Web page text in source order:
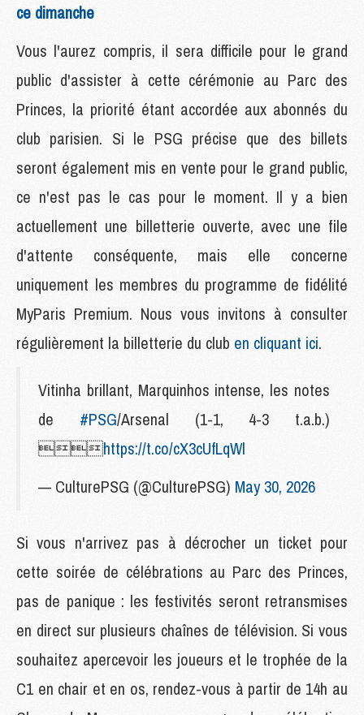
ce dimanche
Vous l'aurez compris, il sera difficile pour le grand
public d'assister à cette cérémonie au Parc des
Princes, la priorité étant accordée aux abonnés du
club parisien. Si le PSG précise que des billets
seront également mis en vente pour le grand public,
ce n'est pas le cas pour le moment. Il y a bien
actuellement une billetterie ouverte, avec une file
d'attente conséquente, mais elle concerne
uniquement les membres du programme de fidélité
MyParis Premium. Nous vous invitons à consulter
régulièrement la billetterie du club en cliquant ici.
Vitinha brillant, Marquinhos intense, les notes
de #PSG/Arsenal (1-1, 4-3 t.a.b.)
https://t.co/cX3cUfLqWl
— CulturePSG (@CulturePSG) May 30, 2026
Si vous n'arrivez pas à décrocher un ticket pour
cette soirée de célébrations au Parc des Princes,
pas de panique : les festivités seront retransmises
en direct sur plusieurs chaînes de télévision. Si vous
souhaitez apercevoir les joueurs et le trophée de la
C1 en chair et en os, rendez-vous à partir de 14h au